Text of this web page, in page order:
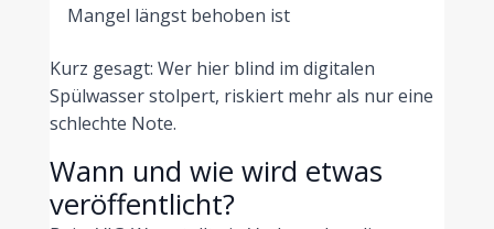
Mangel längst behoben ist
Kurz gesagt: Wer hier blind im digitalen
Spülwasser stolpert, riskiert mehr als nur eine
schlechte Note.
Wann und wie wird etwas
veröffentlicht?